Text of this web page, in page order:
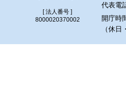
[ 法人番号 ]
8000020370002
代表電
開庁時
（休日